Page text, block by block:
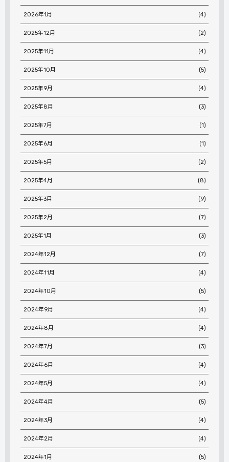
2026年1月 (4)
2025年12月 (2)
2025年11月 (4)
2025年10月 (5)
2025年9月 (4)
2025年8月 (3)
2025年7月 (1)
2025年6月 (1)
2025年5月 (2)
2025年4月 (8)
2025年3月 (9)
2025年2月 (7)
2025年1月 (3)
2024年12月 (7)
2024年11月 (4)
2024年10月 (5)
2024年9月 (4)
2024年8月 (4)
2024年7月 (3)
2024年6月 (4)
2024年5月 (4)
2024年4月 (5)
2024年3月 (4)
2024年2月 (4)
2024年1月 (5)